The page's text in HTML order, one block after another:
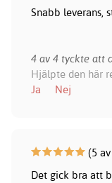
Snabb leverans,
4 av 4 tyckte att
Hjälpte den här
Ja
Nej
(5 av
Det gick bra att